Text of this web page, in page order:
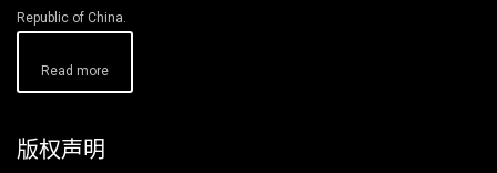
Republic of China.
Read more
版权声明